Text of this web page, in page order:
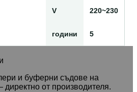
V 220~230
години 5
и буферни съдове на
от производителя.